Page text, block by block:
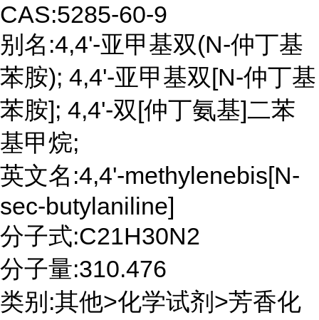
CAS:5285-60-9
别名:4,4'-亚甲基双(N-仲丁基
苯胺); 4,4'-亚甲基双[N-仲丁基
苯胺]; 4,4'-双[仲丁氨基]二苯
基甲烷;
英文名:4,4'-methylenebis[N-
sec-butylaniline]
分子式:C21H30N2
分子量:310.476
类别:其他>化学试剂>芳香化